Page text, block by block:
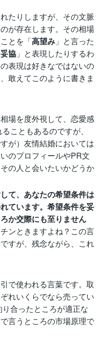
たりしますが、その文脈
が存在します。その相場
とを「高望み 」と言った
妥協 」と表現したりするわ
表現は好きなではないの
敢えてこのように書きま
場を度外視して、恋愛感
こともあるのですが、
が）友情結婚においては
のプロフィールやPR文
の人と会いたいかどうか
て、あなたの希望条件は
ています。希望条件を妥
か交際にも至りません
ンときますよね？この言
すが、残念ながら、これ
で使われる言葉です。取
れいくらでなら売ってい
合ったところが適正な
言うところの市場原理で